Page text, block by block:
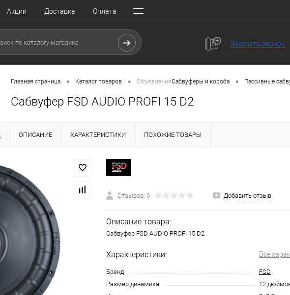
Акции Доставка Оплата
Заказать звонок
Главная страница • Каталог товаров • ОбъявленияСабвуферы и короба • Пассивные
Сабвуфер FSD AUDIO PROFI 15 D2
ОПИСАНИЕ ХАРАКТЕРИСТИКИ ПОХОЖИЕ ТОВАРЫ
Отзывов: 0 Добавить отзыв
Описание товара:
Сабвуфер FSD AUDIO PROFI 15 D2
Характеристики: Все
Бренд
FSD
Размер динамика
12